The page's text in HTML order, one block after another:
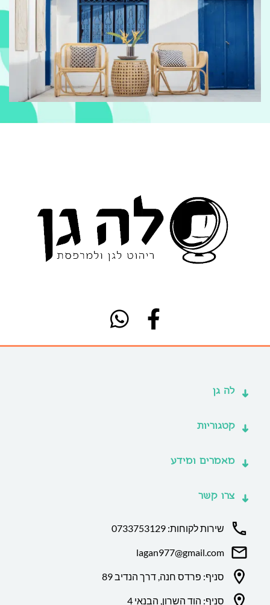
לה גן
קטגוריות
מאמרים ומידע
צרו קשר
שירות לקוחות: 0733753129
lagan977@gmail.com
סניף: פרדס חנה, דרך הנדיב 89
סניף: הוד השרון, הבנאי 4